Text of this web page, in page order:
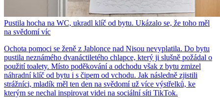
Pustila hocha na WC, ukradl klíč od bytu. Ukázalo se, že toho měl
na svědomí víc
Ochota pomoci se ženě z Jablonce nad Nisou nevyplatila. Do bytu
pustila neznámého dvanáctiletého chlapce, který ji slušně požádal o
použití toalety. Místo poděkování a odchodu však z bytu zmizel
náhradní klíč od bytu i s čipem od vchodu. Jak následně zjistili
strážníci, mladík měl ten den na svědomí už více výstřelků, ke
kterým se nechal inspirovat videi na sociální síti TikTok.